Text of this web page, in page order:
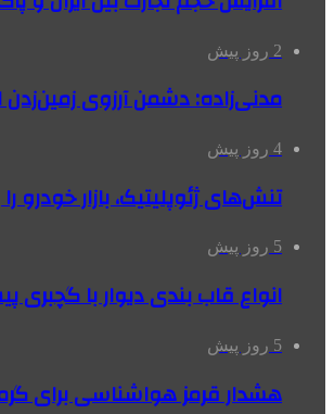
2 روز پیش
مدنی‌زاده: دشمن آرزوی زمین‌زدن
4 روز پیش
تنش‌های ژئوپلیتیک، بازار
5 روز پیش
انواع قاب بندی دیوار با
5 روز پیش
هشدار قرمز هواشناسی برای گرمای ۵۰ درجه؛ بارش‌های سیل‌آسا